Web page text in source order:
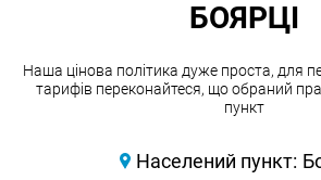
БОЯРЦІ
Наша цінова політика дуже проста, для
тарифів переконайтеся, що обраний
пункт
Населений пункт: